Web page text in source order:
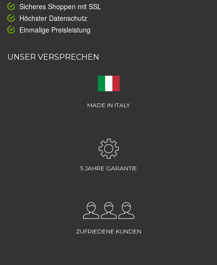
Sicheres Shoppen mit SSL
Höchster Datenschutz
Einmalige Preisleistung
UNSER VERSPRECHEN
MADE IN ITALY
5 JAHRE GARANTIE
ZUFRIEDENE KUNDEN